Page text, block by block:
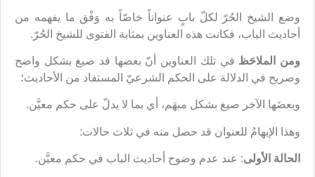
وضع الشيخ الحُرّ لكلّ بابٍ عنواناً خاصّاً به وَفْق ما يفهمه من
أحاديث الباب، فكانت هذه العناوين بمثابة الفتوى للشيخ الحُرّ.
ومن الملاحَظ في تلك العناوين أنّ بعضها قد صيغ بشكل واضح
وصريح في الدلالة على الحكم الشرعيّ المستفاد من الأحاديث؛
وبعضَها الآخر صيغ بشكل مبهَم، أي بما لا يدلّ على حكم معيَّن.
وهذا الإبهامُ للعنوان قد حصل منه في ثلاث حالات:
الحالة الأولى: عند عدم وضوح أحاديث الباب في حكم معيَّن.